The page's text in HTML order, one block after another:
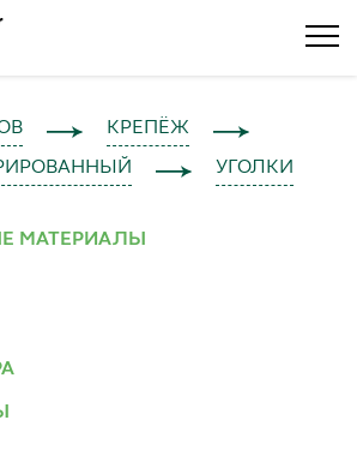
КРЕПЁЖ
УГОЛКИ
МАТЕРИАЛЫ